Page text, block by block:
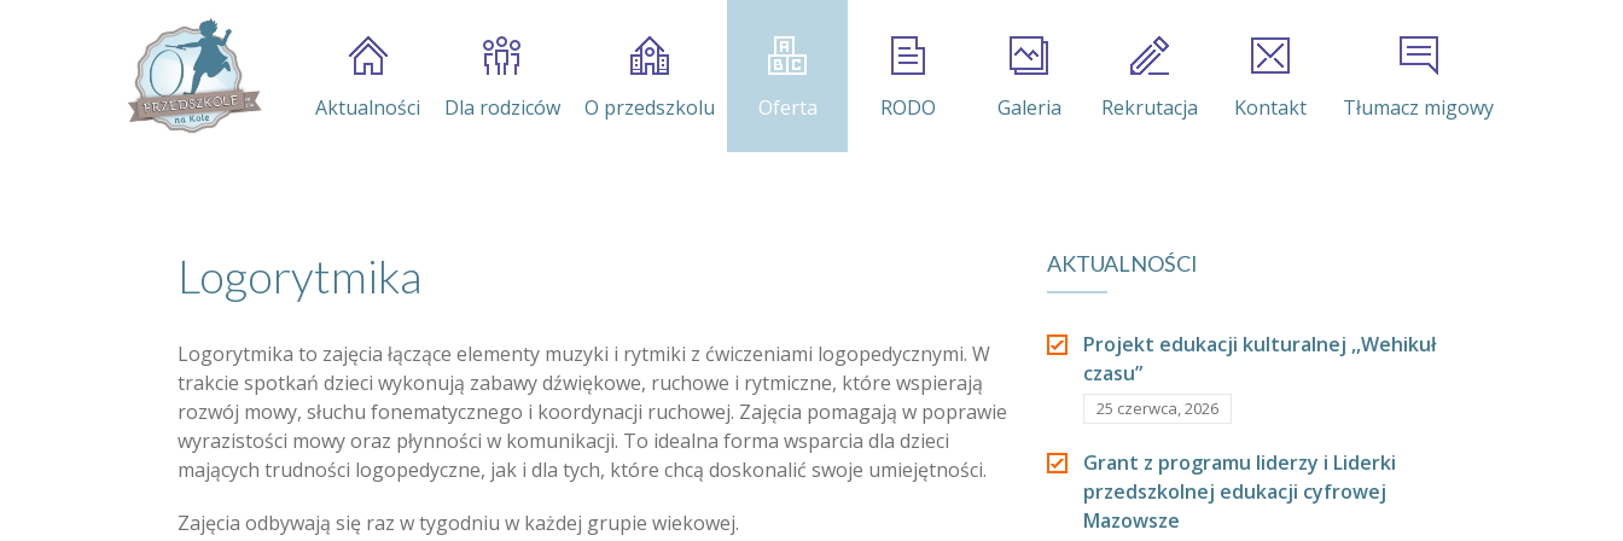
Aktualności Dla rodziców O przedszkolu Oferta RODO Galeria Rekrutacja Kontakt Tłumacz migowy
Logorytmika
Logorytmika to zajęcia łączące elementy muzyki i rytmiki z ćwiczeniami logopedycznymi. W
trakcie spotkań dzieci wykonują zabawy dźwiękowe, ruchowe i rytmiczne, które wspierają
rozwój mowy, słuchu fonematycznego i koordynacji ruchowej. Zajęcia pomagają w poprawie
wyrazistości mowy oraz płynności w komunikacji. To idealna forma wsparcia dla dzieci
mających trudności logopedyczne, jak i dla tych, które chcą doskonalić swoje umiejętności.
Zajęcia odbywają się raz w tygodniu w każdej grupie wiekowej.
AKTUALNOŚCI
Projekt edukacji kulturalnej ,,Wehikuł
czasu”
25 czerwca, 2026
Grant z programu liderzy i Liderki
przedszkolnej edukacji cyfrowej
Mazowsze